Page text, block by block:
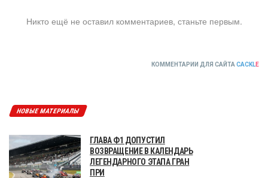
Никто ещё не оставил комментариев, станьте первым.
КОММЕНТАРИИ ДЛЯ САЙТА CACKLE
НОВЫЕ МАТЕРИАЛЫ
ГЛАВА Ф1 ДОПУСТИЛ
ВОЗВРАЩЕНИЕ В КАЛЕНДАРЬ
ЛЕГЕНДАРНОГО ЭТАПА ГРАН
ПРИ